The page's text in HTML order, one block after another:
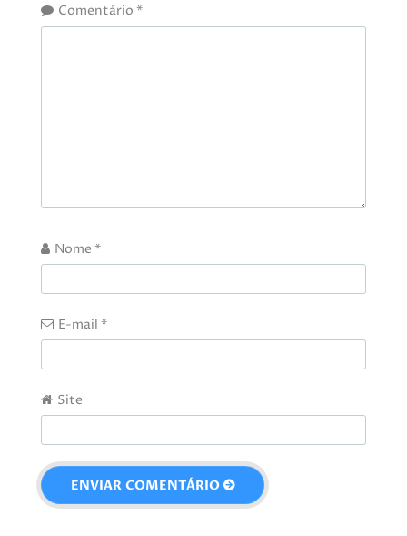
Comentário *
Nome *
E-mail *
Site